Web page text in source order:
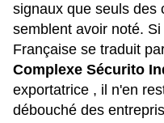
signaux que seuls des
semblent avoir noté.
Française se traduit
Complexe Sécurito
exportatrice , il n'en
débouché des